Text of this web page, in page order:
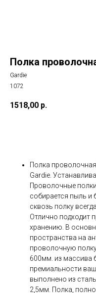
Полка
Gardie
1072
1518,00 р.
Полка
Gardie.
Проволочные
собирается пыль и
сквозь полку
Отлично подходит
хранению. В
пространства на
проволочную
600мм. из массива
премиальности
выполнено из
2,5мм. Полка,